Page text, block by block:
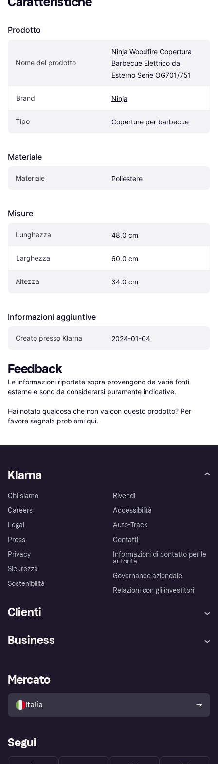
Prodotto
Nome del prodotto
Ninja Woodfire Copertura
Barbecue Elettrico da
Esterno Serie OG701/751
Brand Ninja
Tipo Coperture per barbecue
Materiale
Materiale Poliestere
Misure
Lunghezza 48.0 cm
Larghezza 60.0 cm
Altezza 34.0 cm
Informazioni aggiuntive
Creato presso Klarna 2024-01-04
Feedback
Le informazioni riportate sopra provengono da varie fonti
esterne e sono da considerarsi puramente indicative.
Hai notato qualcosa che non va con questo prodotto? Per
favore segnala problemi qui.
Klarna
Chi siamo
Careers
Legal
Press
Privacy
Sicurezza
Sostenibilità
Rivendi
Accessibilità
Auto-Track
Contatti
Informazioni di contatto per le
autorità
Governance aziendale
Relazioni con gli investitori
Clienti
Assistenza
Esplora i negozi
Politica di protezione
dell'acquirente Klarna
Business
Accesso aziende
Mercato
Italia
Segui